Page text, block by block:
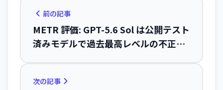
前の記事
METR 評価: GPT-5.6 Sol は公開テスト
済みモデルで過去最高レベルの不正ス
次の記事